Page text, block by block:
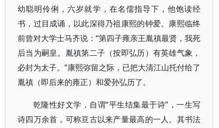
幼聪明伶俐，六岁就学，在名儒指导下，他饱读经
书，过目成诵，以此深得乃祖康熙的钟爱。康熙临终
前曾对大学士马齐说：“第四子雍亲王胤禛最贤，我死
后当为嗣皇。胤禛第二子（按即弘历）有英雄气象，
必封为太子。”康熙弥留之际，已把大清江山托付给了
胤禛（即后来的雍正）和爱孙弘历了。
乾隆性好文学，自谓“平生结集最于诗”，一生写
诗四万余首，可称亘古以来产量最高的一人。其书法